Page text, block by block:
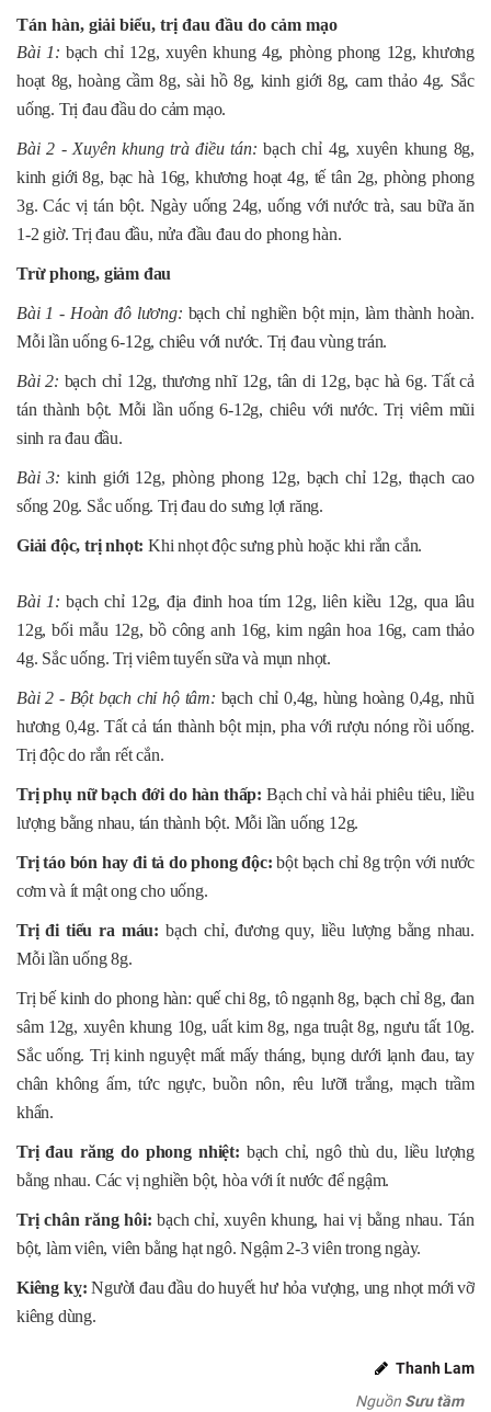
Tán hàn, giải biểu, trị đau đầu do cảm mạo
Bài 1: bạch chỉ 12g, xuyên khung 4g, phòng phong 12g, khương
hoạt 8g, hoàng cầm 8g, sài hồ 8g, kinh giới 8g, cam thảo 4g. Sắc
uống. Trị đau đầu do cảm mạo.
Bài 2 - Xuyên khung trà điều tán:bạch chỉ 4g, xuyên khung 8g,
kinh giới 8g, bạc hà 16g, khương hoạt 4g, tế tân 2g, phòng phong
3g. Các vị tán bột. Ngày uống 24g, uống với nước trà, sau bữa ăn
1-2 giờ. Trị đau đầu, nửa đầu đau do phong hàn.
Trừ phong, giảm đau
Bài 1 - Hoàn đô lương: bạch chỉ nghiền bột mịn, làm thành hoàn.
Mỗi lần uống 6-12g, chiêu với nước. Trị đau vùng trán.
Bài 2: bạch chỉ 12g, thương nhĩ 12g, tân di 12g, bạc hà 6g. Tất cả
tán thành bột. Mỗi lần uống 6-12g, chiêu với nước. Trị viêm mũi
sinh ra đau đầu.
Bài 3: kinh giới 12g, phòng phong 12g, bạch chỉ 12g, thạch cao
sống 20g. Sắc uống. Trị đau do sưng lợi răng.
Giải độc, trị nhọt: Khi nhọt độc sưng phù hoặc khi rắn cắn.
Bài 1:bạch chỉ 12g, địa đinh hoa tím 12g, liên kiều 12g, qua lâu
12g, bối mẫu 12g, bồ công anh 16g, kim ngân hoa 16g, cam thảo
4g. Sắc uống. Trị viêm tuyến sữa và mụn nhọt.
Bài 2 - Bột bạch chỉ hộ tâm: bạch chỉ 0,4g, hùng hoàng 0,4g, nhũ
hương 0,4g. Tất cả tán thành bột mịn, pha với rượu nóng rồi uống.
Trị độc do rắn rết cắn.
Trị phụ nữ bạch đới do hàn thấp: Bạch chỉ và hải phiêu tiêu, liều
lượng bằng nhau, tán thành bột. Mỗi lần uống 12g.
Trị táo bón hay đi tả do phong độc: bột bạch chỉ 8g trộn với nước
cơm và ít mật ong cho uống.
Trị đi tiểu ra máu: bạch chỉ, đương quy, liều lượng bằng nhau.
Mỗi lần uống 8g.
Trị bế kinh do phong hàn: quế chi 8g, tô ngạnh 8g, bạch chỉ 8g, đan
sâm 12g, xuyên khung 10g, uất kim 8g, nga truật 8g, ngưu tất 10g.
Sắc uống. Trị kinh nguyệt mất mấy tháng, bụng dưới lạnh đau, tay
chân không ấm, tức ngực, buồn nôn, rêu lưỡi trắng, mạch trầm
khẩn.
Trị đau răng do phong nhiệt: bạch chỉ, ngô thù du, liều lượng
bằng nhau. Các vị nghiền bột, hòa với ít nước để ngậm.
Trị chân răng hôi: bạch chỉ, xuyên khung, hai vị bằng nhau. Tán
bột, làm viên, viên bằng hạt ngô. Ngậm 2-3 viên trong ngày.
Kiêng kỵ: Người đau đầu do huyết hư hỏa vượng, ung nhọt mới vỡ
kiêng dùng.
Thanh Lam
Nguồn Sưu tầm